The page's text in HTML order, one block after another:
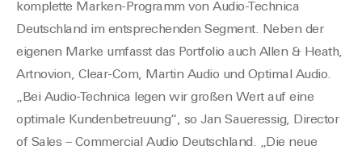
komplette Marken-Programm von Audio-Technica
Deutschland im entsprechenden Segment. Neben der
eigenen Marke umfasst das Portfolio auch Allen & Heath,
Artnovion, Clear-Com, Martin Audio und Optimal Audio.
„Bei Audio-Technica legen wir großen Wert auf eine
optimale Kundenbetreuung“, so Jan Saueressig, Director
of Sales – Commercial Audio Deutschland. „Die neue